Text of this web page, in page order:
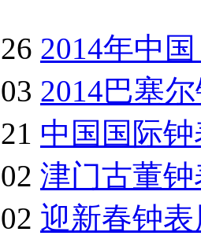
2014年中
2014巴塞
中国国际
津门古董
迎新春钟